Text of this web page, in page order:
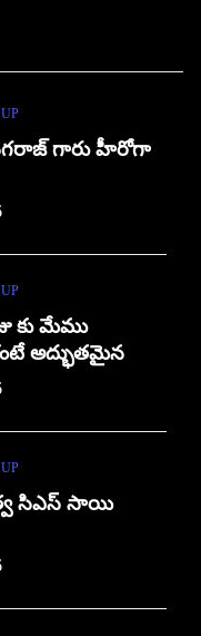
గారు హీరోగా
కు మేము
అద్భుతమైన
సిఎస్ సాయి